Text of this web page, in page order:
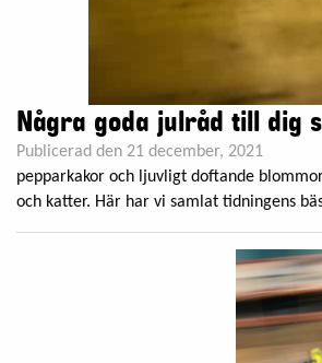
Några goda julråd till dig
Publicerad den 21 december, 2021
pepparkakor och ljuvligt doftande
och katter. Här har vi samlat tidningens